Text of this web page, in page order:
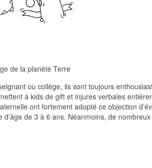
de la planète Terre
ou collège, ils sont toujours
à kids de gift et injures verbales
ont fortement adopté ce objection
de 3 à 6 ans. Néanmoins, de